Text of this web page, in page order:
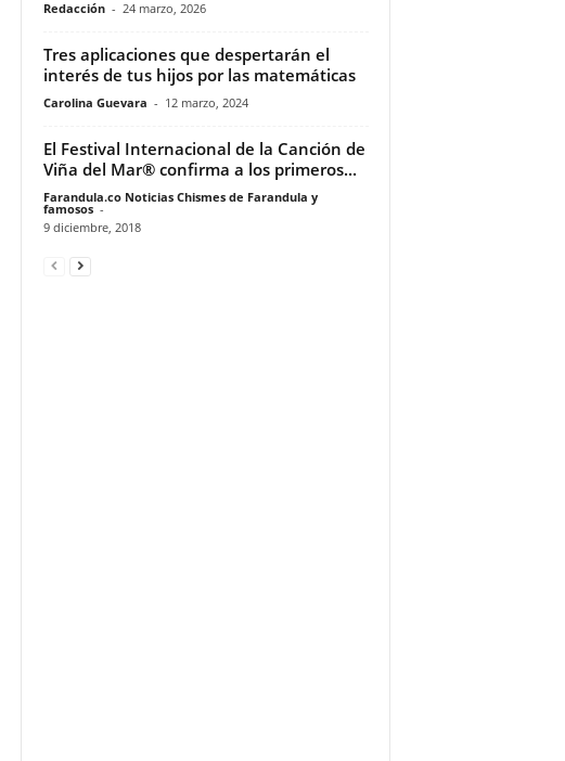
Redacción - 24 marzo, 2026
Tres aplicaciones que despertarán el
interés de tus hijos por las matemáticas
Carolina Guevara - 12 marzo, 2024
El Festival Internacional de la Canción de
Viña del Mar® confirma a los primeros...
Farandula.co Noticias Chismes de Farandula y
famosos -
9 diciembre, 2018